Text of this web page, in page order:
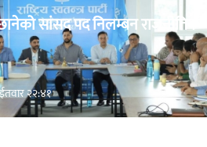
सांसद पद निलम्बन राजनीतिक
२२:४१